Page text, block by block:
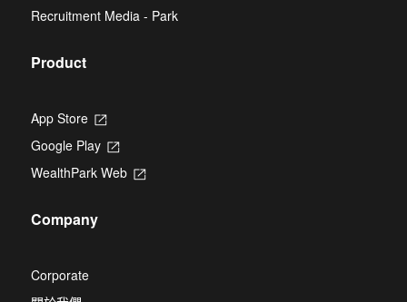
new
tab
Recruitment Media - Park
Product
App Store
Opens
a
new
tab
Google Play
Opens
a
WealthPark Web
Opens
Company
Corporate